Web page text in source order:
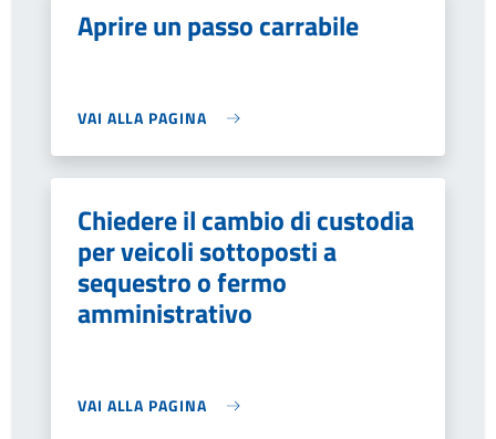
Aprire un passo carrabile
VAI ALLA PAGINA
Chiedere il cambio di custodia
per veicoli sottoposti a
sequestro o fermo
amministrativo
VAI ALLA PAGINA